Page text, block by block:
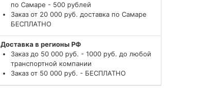
по Самаре - 500 рублей
Заказ от 20 000 руб. доставка по Самаре
БЕСПЛАТНО
Доставка в регионы РФ
Заказ до 50 000 руб. - 1000 руб. до любой
транспортной компании
Заказ от 50 000 руб. - БЕСПЛАТНО